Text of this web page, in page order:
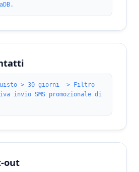
> 30 giorni -> Filtro
invio SMS promozionale di
out